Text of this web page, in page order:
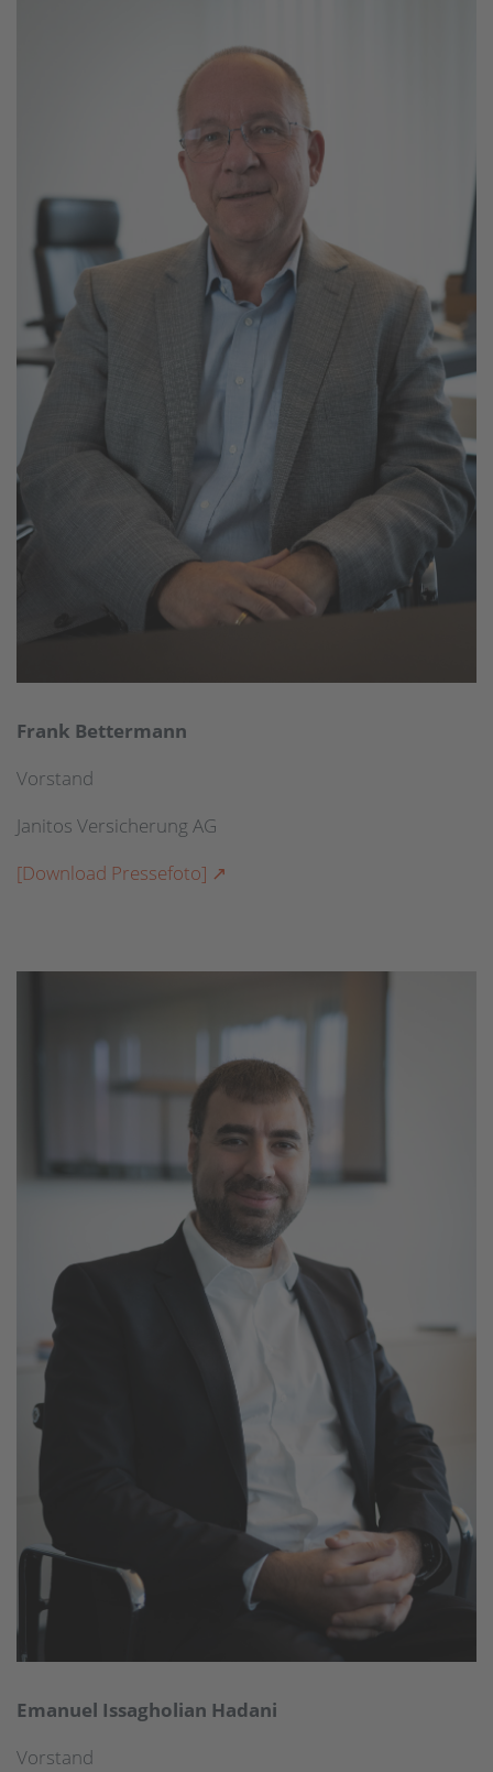
Frank Bettermann
Vorstand
Janitos Versicherung AG
[Download Pressefoto]
Emanuel Issagholian Hadani
Vorstand